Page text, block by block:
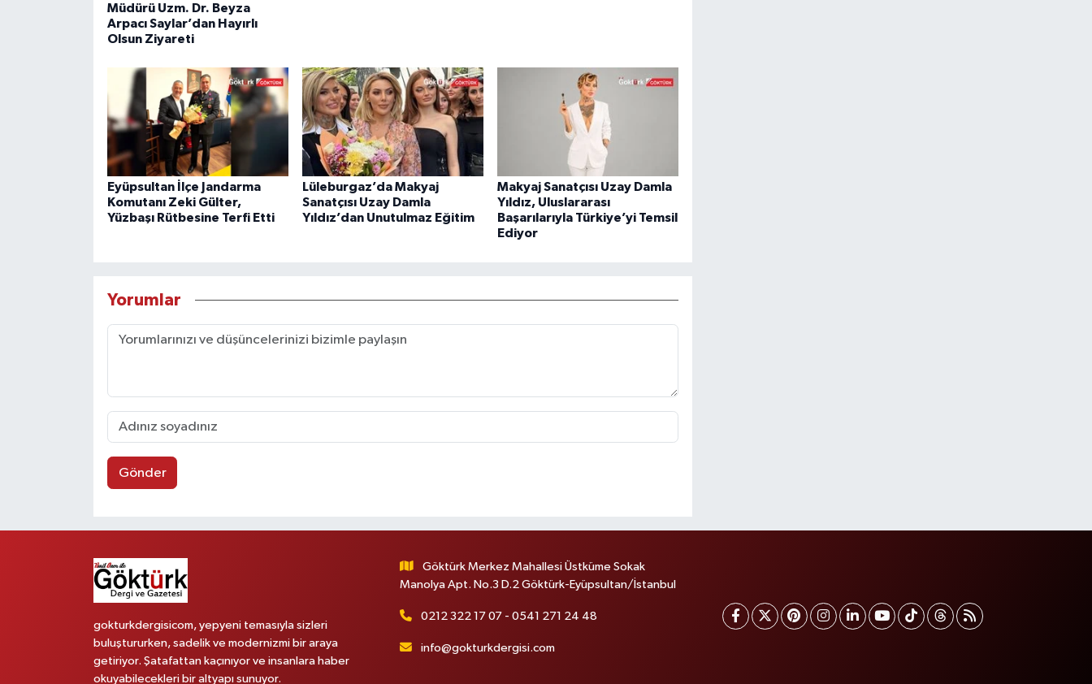
Müdürü Uzm. Dr. Beyza
Arpacı Saylar’dan Hayırlı
Olsun Ziyareti
Eyüpsultan İlçe Jandarma
Komutanı Zeki Gülter,
Yüzbaşı Rütbesine Terfi Etti
Lüleburgaz’da Makyaj
Sanatçısı Uzay Damla
Yıldız’dan Unutulmaz Eğitim
Makyaj Sanatçısı Uzay Damla
Yıldız, Uluslararası
Başarılarıyla Türkiye’yi Temsil
Ediyor
Yorumlar
Gönder
gokturkdergisicom, yepyeni temasıyla sizleri
buluştururken, sadelik ve modernizmi bir araya
getiriyor. Şatafattan kaçınıyor ve insanlara haber
okuyabilecekleri bir altyapı sunuyor.
Göktürk Merkez Mahallesi Üstküme Sokak
Manolya Apt. No.3 D.2 Göktürk-Eyüpsultan/İstanbul
0212 322 17 07 - 0541 271 24 48
info@gokturkdergisi.com